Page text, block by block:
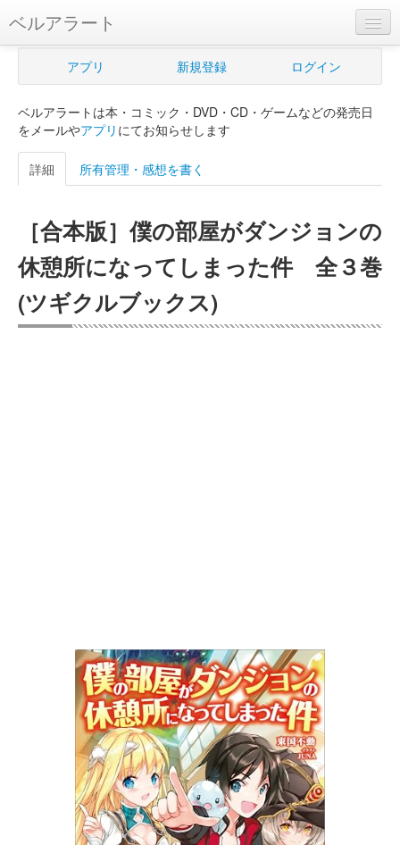
ベルアラート
ベルアラートとは
新規登録
ログイン
購入管理
Myシェルフ
プレミアム
アプリ 新規登録 ログイン
ベルアラートは本・コミック・DVD・CD・ゲームなどの発売日
をメールやアプリ にてお知らせします
詳細 所有管理・感想を書く
［合本版］僕の部屋がダンジョンの
休憩所になってしまった件 全３巻
(ツギクルブックス)